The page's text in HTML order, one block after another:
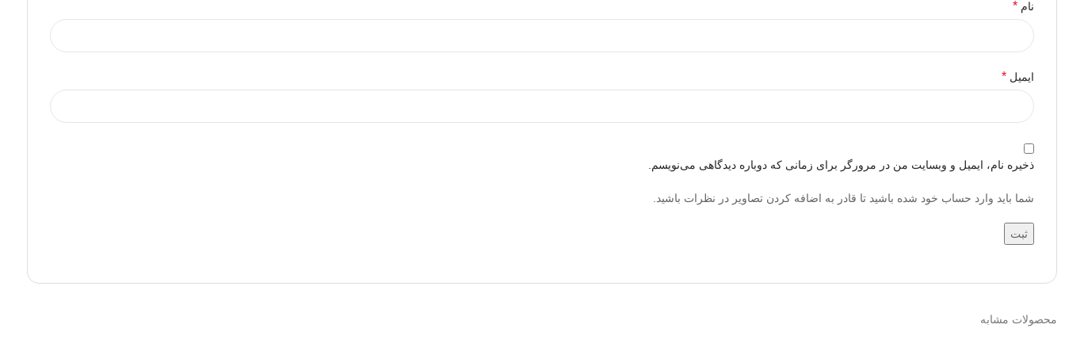
نام *
ایمیل *
ذخیره نام، ایمیل و وبسایت من در مرورگر برای زمانی که دوباره دیدگاهی می‌نویسم.
شما باید وارد حساب خود شده باشید تا قادر به اضافه کردن تصاویر در نظرات باشید.
محصولات مشابه